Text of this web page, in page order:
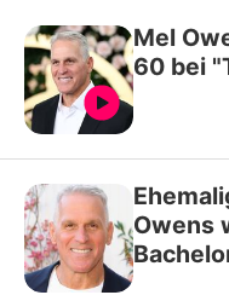
Mel
60 bei
Owens